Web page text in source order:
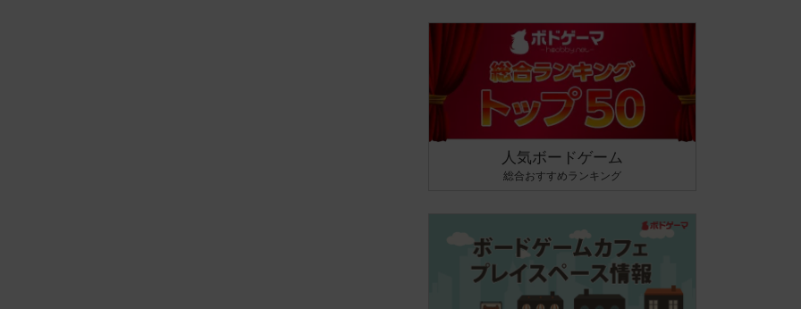
人気ボードゲーム
総合おすすめランキング